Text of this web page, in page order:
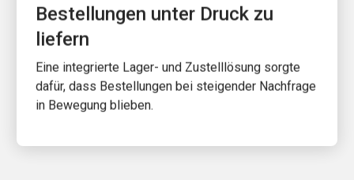
Bestellungen unter Druck zu
liefern
Eine integrierte Lager- und Zustelllösung sorgte
dafür, dass Bestellungen bei steigender Nachfrage
in Bewegung blieben.